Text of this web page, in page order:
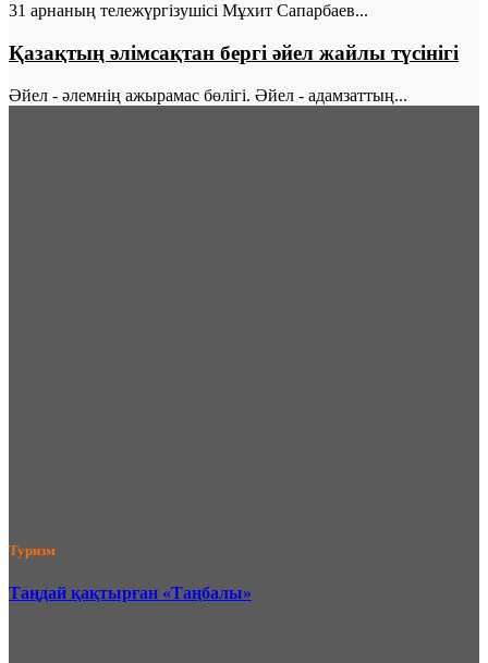
31 арнаның тележүргізушісі Мұхит Сапарбаев...
Қазақтың әлімсақтан бергі әйел жайлы түсінігі
Әйел - әлемнің ажырамас бөлігі. Әйел - адамзаттың...
Туризм
Таңдай қақтырған «Таңбалы»